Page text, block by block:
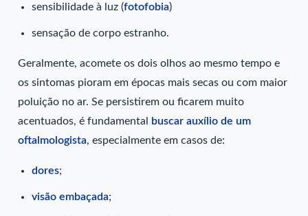
sensibilidade à luz (fotofobia)
sensação de corpo estranho.
Geralmente, acomete os dois olhos ao mesmo tempo e
os sintomas pioram em épocas mais secas ou com maior
poluição no ar. Se persistirem ou ficarem muito
acentuados, é fundamental
buscar auxílio de um
oftalmologista, especialmente em casos de:
dores;
visão embaçada;